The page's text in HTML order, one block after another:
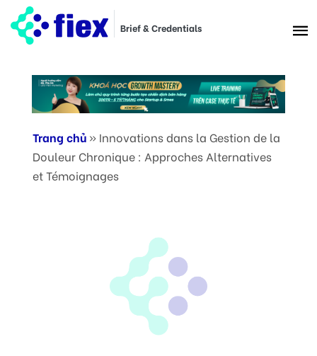
Brief & Credentials
Trang chủ » Innovations dans la Gestion de la
Douleur Chronique : Approches Alternatives
et Témoignages